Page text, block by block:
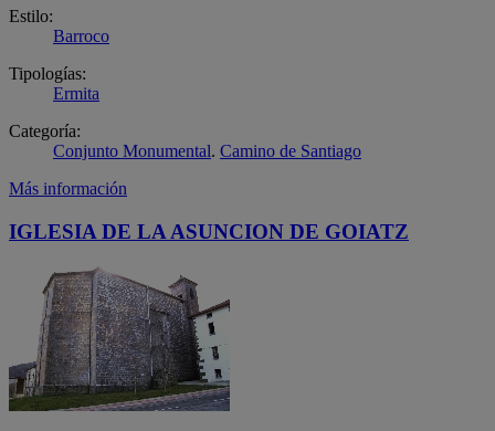
Estilo:
Barroco
Tipologías:
Ermita
Categoría:
Conjunto Monumental. Camino de Santiago
Más información
IGLESIA DE LA ASUNCION DE GOIATZ